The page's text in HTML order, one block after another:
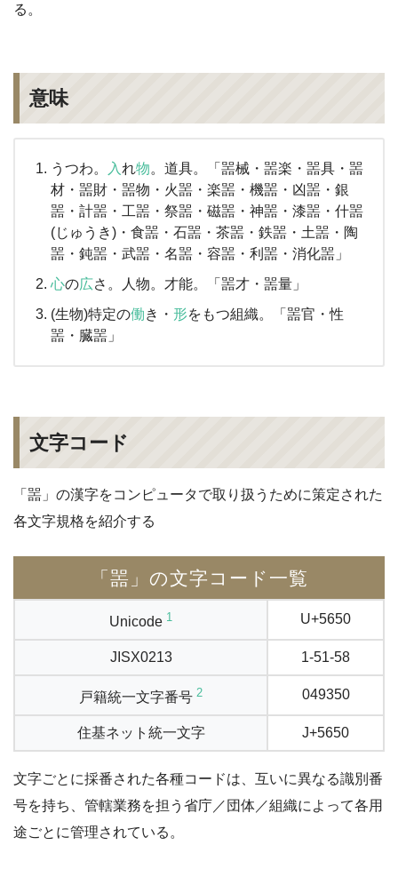
る。
意味
うつわ。 入 れ物。道具。「噐械・噐楽・噐具・噐
材・噐財・噐物・火噐・楽噐・機噐・凶噐・銀
噐・計噐・工噐・祭噐・磁噐・神噐・漆噐・什噐
(じゅうき)・食噐・石噐・茶噐・鉄噐・土噐・陶
噐・鈍噐・武噐・名噐・容噐・利噐・消化噐」
心の広さ。人物。才能。「噐才・噐量」
(生物)特定の働き・ 形をもつ組織。「噐官・性
噐・臓噐」
文字コード
「噐」の漢字をコンピュータで取り扱うために策定された
各文字規格を紹介する
「噐」の文字コード一覧
Unicode 1 U+5650
JISX0213 1-51-58
戸籍統一文字番号 2 049350
住基ネット統一文字 J+5650
文字ごとに採番された各種コードは、互いに異なる識別番
号を持ち、管轄業務を担う省庁／団体／組織によって各用
途ごとに管理されている。